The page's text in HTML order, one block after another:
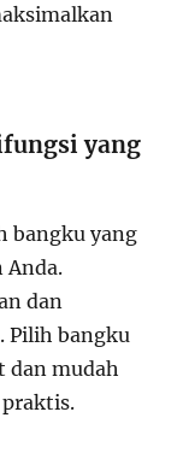
yang
bangku yang
Anda.
dan
Pilih bangku
dan mudah